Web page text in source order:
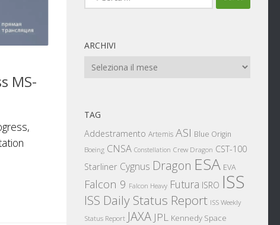
MS-
per:
ARCHIVI
Archivi
TAG
Addestramento Artemis ASI Blue Origin
Boeing CNSA Constellation Crew Dragon CST-100
Starliner Cygnus Dragon ESA EVA
Falcon 9 Falcon Heavy Futura ISRO ISS
ISS Daily Status Report ISS Weekly
Status Report JAXA JPL Kennedy Space